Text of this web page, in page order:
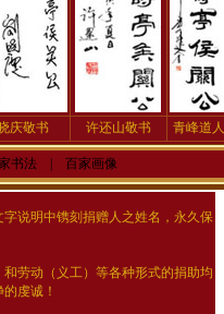
庆敬书 许还山敬书 青峰道人
书法 百家画像
说明中镌刻捐赠人之姓名，永久保
劳动（义工）等各种形式的捐助均
虔诚！